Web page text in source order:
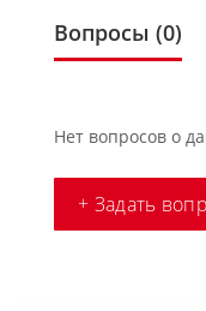
Вопросы (0)
Нет вопросов о
+ Задать